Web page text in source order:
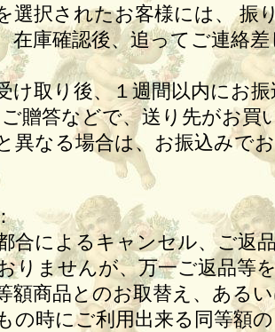
選択されたお客様には、 振
在庫確認後、追ってご連絡
け取り後、１週間以内にお
贈答などで、送り先がお買
異なる場合は、お振込みで
合によるキャンセル、ご返
りませんが、万一ご返品等
額商品とのお取替え、ある
の時にご利用出来る同等額